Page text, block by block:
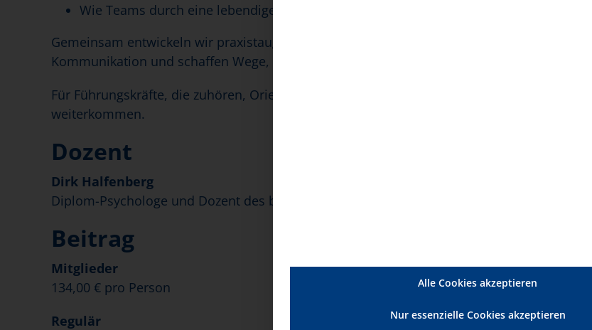
Wie Teams durch eine lebendige Feedbackkultur profitieren
Gemeinsam entwickeln wir praxistaugliche Werkzeuge, reflektieren Haltung und
Kommunikation und schaffen Wege, Feedback als Chance statt als Kritik zu verstehen.
Für Führungskräfte, die zuhören, Orientierung geben – und gemeinsam mit ihrem Team
weiterkommen.
Dozent
Dirk Halfenberg
Diplom-Psychologe und Dozent des bad e.V.
Beitrag
Mitglieder
134,00 € pro Person
Regulär
Alle Cookies akzeptieren
Nur essenzielle Cookies akzeptieren